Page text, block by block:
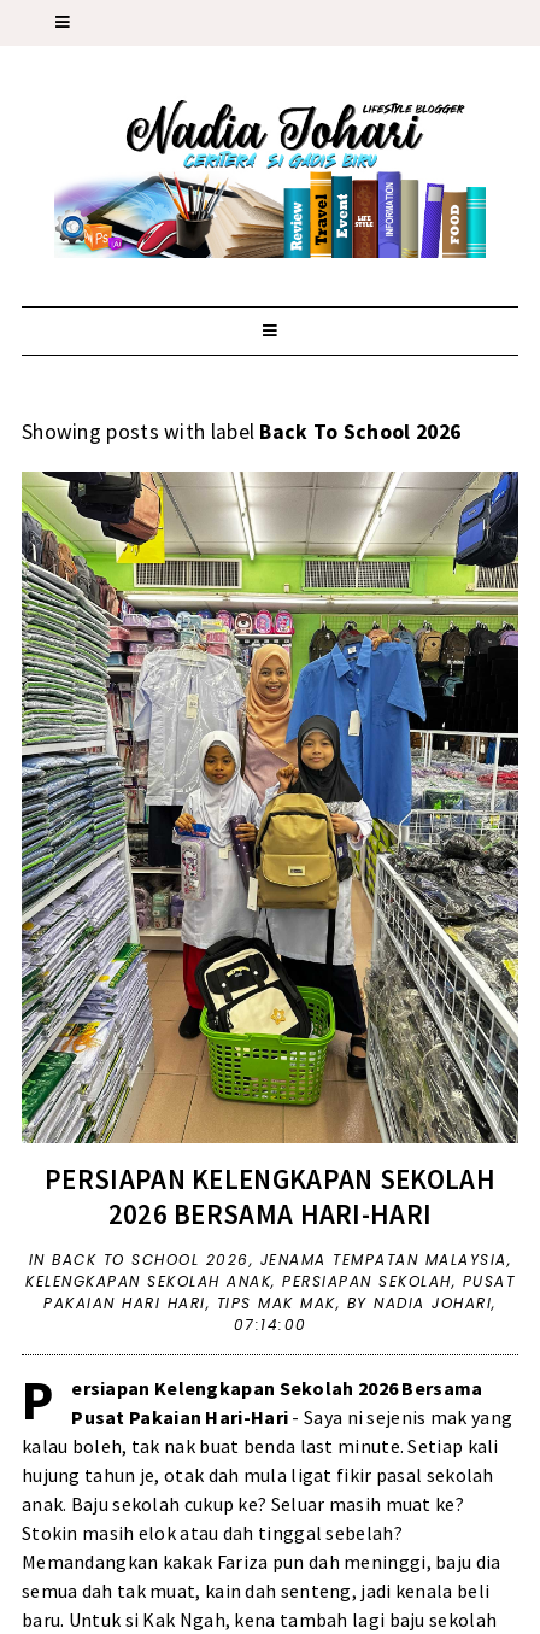
Showing posts with label Back To School 2026
PERSIAPAN KELENGKAPAN SEKOLAH
2026 BERSAMA HARI-HARI
INBACK TO SCHOOL 2026, JENAMA TEMPATAN MALAYSIA,
KELENGKAPAN SEKOLAH ANAK, PERSIAPAN SEKOLAH, PUSAT
PAKAIAN HARI HARI, TIPS MAK MAK, BY NADIA JOHARI,
07:14:00
P
ersiapan Kelengkapan Sekolah 2026 Bersama
Pusat Pakaian Hari-Hari - Saya ni sejenis mak yang
kalau boleh, tak nak buat benda last minute. Setiap kali
hujung tahun je, otak dah mula ligat fikir pasal sekolah
anak. Baju sekolah cukup ke? Seluar masih muat ke?
Stokin masih elok atau dah tinggal sebelah?
Memandangkan kakak Fariza pun dah meninggi, baju dia
semua dah tak muat, kain dah senteng, jadi kenala beli
baru. Untuk si Kak Ngah, kena tambah lagi baju sekolah